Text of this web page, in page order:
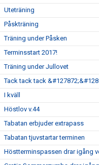
Uteträning
Påskträning
Träning under Påsken
Terminsstart 2017!
Träning under Jullovet
Tack tack tack
I kväll
Höstlov v.44
Tabatan erbjuder extrapass
Tabatan tjuvstartar terminen
Höstterminspassen drar igång